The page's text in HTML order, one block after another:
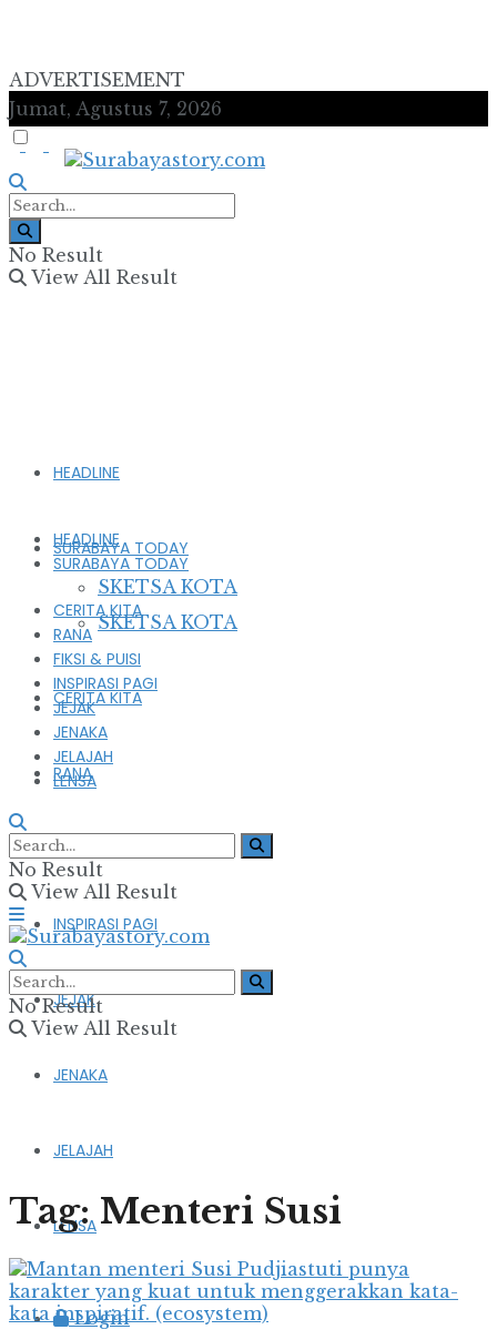
ADVERTISEMENT
Jumat, Agustus 7, 2026
No Result
View All Result
HEADLINE
SURABAYA TODAY
SKETSA KOTA
CERITA KITA
RANA
FIKSI & PUISI
INSPIRASI PAGI
JEJAK
JENAKA
JELAJAH
LENSA
Login
HEADLINE
SURABAYA TODAY
SKETSA KOTA
CERITA KITA
RANA
FIKSI & PUISI
INSPIRASI PAGI
JEJAK
JENAKA
JELAJAH
LENSA
No Result
View All Result
No Result
View All Result
Tag:Menteri Susi